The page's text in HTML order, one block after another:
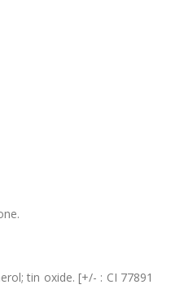
tin oxide. [+/- : CI 77891